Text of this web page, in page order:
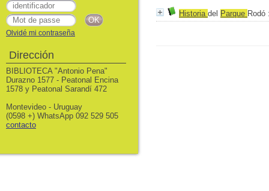
Historia del Parque Rodó
Olvidé mi contraseña
Dirección
BIBLIOTECA "Antonio Pena"
Durazno 1577 - Peatonal Encina
1578 y Peatonal Sarandí 472
Montevideo - Uruguay
(0598 +) WhatsApp 092 529 505
contacto